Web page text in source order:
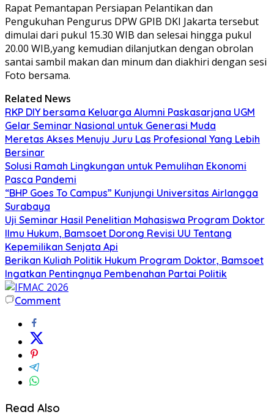
Rapat Pemantapan Persiapan Pelantikan dan
Pengukuhan Pengurus DPW GPIB DKI Jakarta tersebut
dimulai dari pukul 15.30 WIB dan selesai hingga pukul
20.00 WIB,yang kemudian dilanjutkan dengan obrolan
santai sambil makan dan minum dan diakhiri dengan sesi
Foto bersama.
Related News
RKP DIY bersama Keluarga Alumni Paskasarjana UGM
Gelar Seminar Nasional untuk Generasi Muda
Meretas Akses Menuju Juru Las Profesional Yang Lebih
Bersinar
Solusi Ramah Lingkungan untuk Pemulihan Ekonomi
Pasca Pandemi
“BHP Goes To Campus” Kunjungi Universitas Airlangga
Surabaya
Uji Seminar Hasil Penelitian Mahasiswa Program Doktor
Ilmu Hukum, Bamsoet Dorong Revisi UU Tentang
Kepemilikan Senjata Api
Berikan Kuliah Politik Hukum Program Doktor, Bamsoet
Ingatkan Pentingnya Pembenahan Partai Politik
Comment
Read Also